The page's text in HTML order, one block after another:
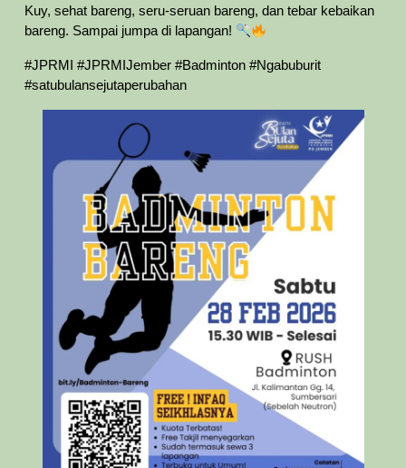
Kuy, sehat bareng, seru-seruan bareng, dan tebar kebaikan
bareng. Sampai jumpa di lapangan!
#JPRMI #JPRMIJember #Badminton #Ngabuburit
#satubulansejutaperubahan